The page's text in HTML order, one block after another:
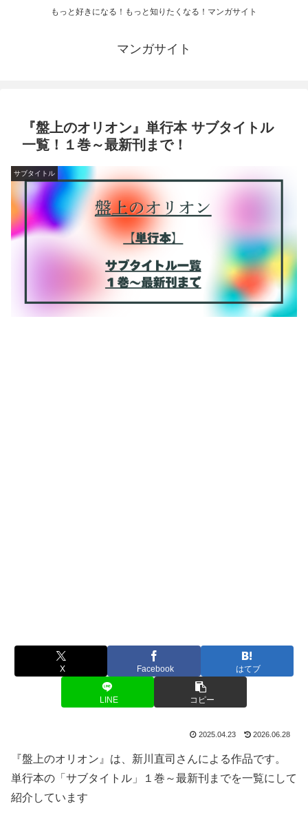
もっと好きになる！もっと知りたくなる！マンガサイト
マンガサイト
『盤上のオリオン』単行本 サブタイトル
一覧！１巻～最新刊まで！
サブタイトル
X Facebook はてブ
LINE コピー
2025.04.23 2026.06.28
『盤上のオリオン』は、新川直司さんによる作品です。
単行本の「サブタイトル」１巻～最新刊までを一覧にして
紹介しています